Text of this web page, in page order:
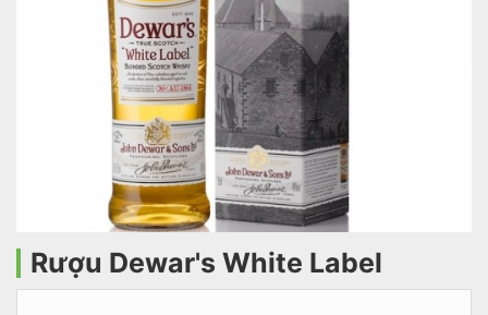
Rượu Dewar's White Label